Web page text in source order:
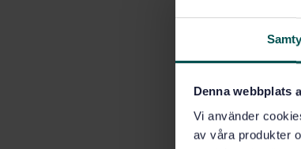
Denna webbplats
Vi använder
av våra produkter